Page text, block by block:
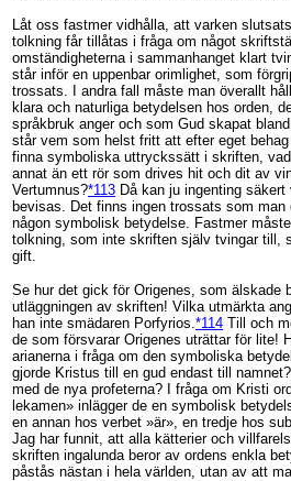
Låt oss fastmer vidhålla, att varken
tolkning får tillåtas i fråga om något
omständigheterna i sammanhanget klart
står inför en uppenbar orimlighet, som
trossats. I andra fall måste man överallt
klara och naturliga betydelsen hos orden,
språkbruk anger och som Gud skapat
står vem som helst fritt att efter eget
finna symboliska uttryckssätt i skriften,
annat än ett rör som drives hit och dit av
Vertumnus?*113 Då kan ju ingenting
bevisas. Det finns ingen trossats som man
någon symbolisk betydelse. Fastmer
tolkning, som inte skriften själv tvingar till,
gift.
Se hur det gick för Origenes, som älskade
utläggningen av skriften! Vilka utmärkta
han inte smädaren Porfyrios.*114 Till och
de som försvarar Origenes uträttar för lite!
arianerna i fråga om den symboliska
gjorde Kristus till en gud endast till
med de nya profeterna? I fråga om Kristi
lekamen» inlägger de en symbolisk
en annan hos verbet »är», en tredje hos
Jag har funnit, att alla kätterier och
skriften ingalunda beror av ordens enkla
påstås nästan i hela världen, utan av att